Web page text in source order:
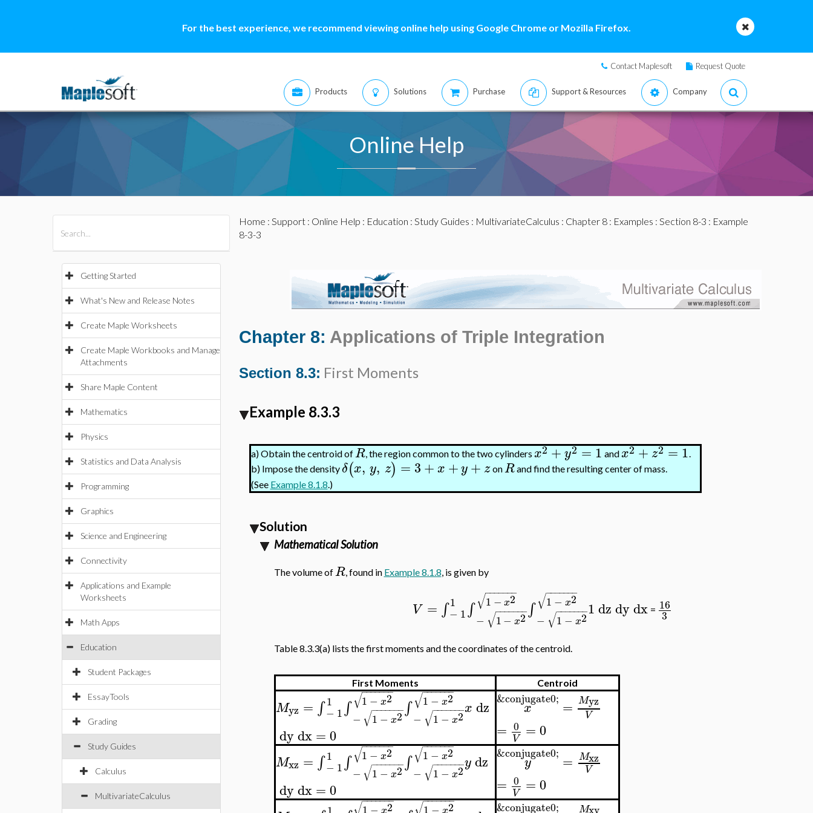
For the best experience, we recommend viewing online help using Google Chrome or Mozilla Firefox.
Contact Maplesoft Request Quote
Products Solutions Purchase Support & Resources Company
Online Help
Getting Started
What's New and Release Notes
Create Maple Worksheets
Create Maple Workbooks and Manage
Attachments
Share Maple Content
Mathematics
Physics
Statistics and Data Analysis
Programming
Graphics
Science and Engineering
Connectivity
Applications and Example
Worksheets
Math Apps
Education
Student Packages
EssayTools
Grading
Study Guides
Calculus
MultivariateCalculus
Home : Support: Online Help : Education : Study Guides : MultivariateCalculus : Chapter 8: Examples : Section 8-3 : Example
8-3-3
Chapter 8: Applications of Triple Integration
Section 8.3: First Moments
Example 8.3.3
a)Obtain the centroid ofR, the region common to the two cylinders x2 +y2 =1andx2 + z2 =1.
b) Impose the densityδ(x, y, z) = 3+x +y+ zonRand find the resulting center of mass.
(See Example 8.1.8.)
Solution
Mathematical Solution
The volume ofR, found in Example 8.1.8, is given by
V = ∫ 1
− 1∫ 1 − x2
− −
−−−−−
√
− 1− x2
− −
−−−−−
√ ∫ 1 − x2
− −
−−−−−
√
− 1 − x2
− −
−−−−−
√ 1 dz dydx = 16
3
Table 8.3.3(a) lists the first moments and the coordinates of the centroid.
First Moments Centroid
Myz = ∫ 1
− 1∫ 1 − x2
− −
−−−−−
√
− 1 − x2
− −
−−−−−
√ ∫ 1 − x2
− −
−−−−−
√
− 1 − x2
− −
−−−−−
√ x dz
dydx =0
x
&conjugate0; = Myz
V
= 0
V = 0
Mxz = ∫ 1
− 1∫ 1 − x2
− −
−−−−−
√
− 1 − x2
− −
−−−−−
√ ∫ 1 − x2
− −
−−−−−
√
− 1 − x2
− −
−−−−−
√ y dz
dydx =0
y
&conjugate0; = Mxz
V
= 0
V = 0
2
− −
−−−−− 2
− −
−−−−− &conjugate0; M